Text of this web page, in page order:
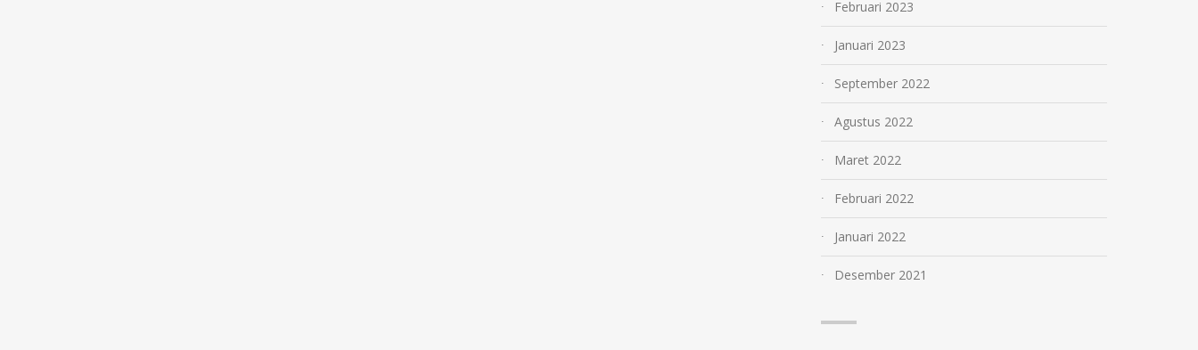
Februari 2023
Januari 2023
September 2022
Agustus 2022
Maret 2022
Februari 2022
Januari 2022
Desember 2021